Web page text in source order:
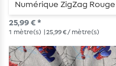
Numérique ZigZag Rouge
25,99 € *
1 mètre(s) | 25,99 € / mètre(s)